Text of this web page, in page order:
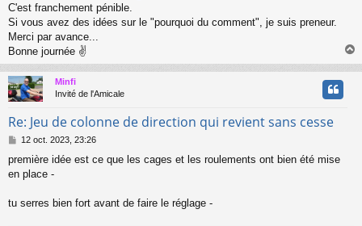
C'est franchement pénible.
Si vous avez des idées sur le "pourquoi du comment", je suis preneur.
Merci par avance...
Bonne journée ✌
a
u
Minfi
Invité de l'Amicale
Re: Jeu de colonne de direction qui revient sans cesse
M
s
s
g
12 oct. 2023, 23:26
première idée est ce que les cages et les roulements ont bien été mise
en place -
tu serres bien fort avant de faire le réglage -